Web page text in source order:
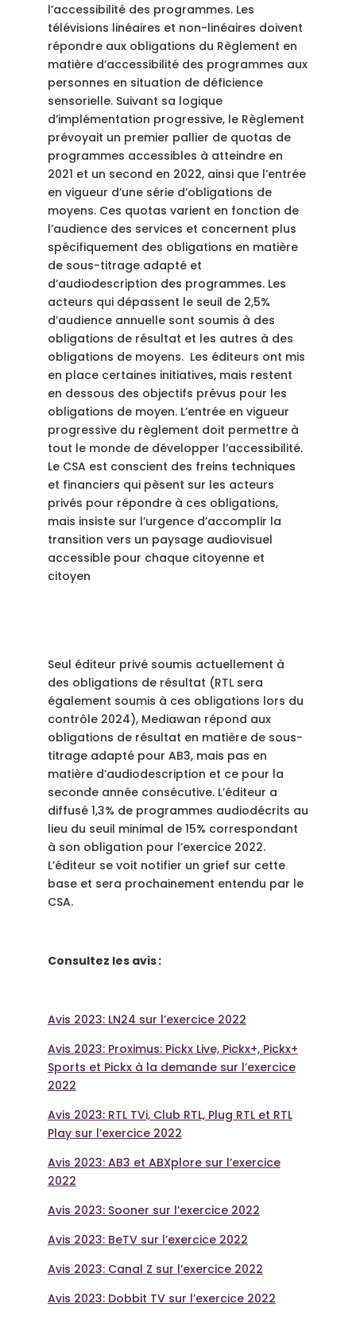
l’accessibilité des programmes. Les
télévisions linéaires et non-linéaires doivent
répondre aux obligations du Règlement en
matière d’accessibilité des programmes aux
personnes en situation de déficience
sensorielle. Suivant sa logique
d’implémentation progressive, le Règlement
prévoyait un premier pallier de quotas de
programmes accessibles à atteindre en
2021 et un second en 2022, ainsi que l’entrée
en vigueur d’une série d’obligations de
moyens. Ces quotas varient en fonction de
l’audience des services et concernent plus
spécifiquement des obligations en matière
de sous-titrage adapté et
d’audiodescription des programmes. Les
acteurs qui dépassent le seuil de 2,5%
d’audience annuelle sont soumis à des
obligations de résultat et les autres à des
obligations de moyens. Les éditeurs ont mis
en place certaines initiatives, mais restent
en dessous des objectifs prévus pour les
obligations de moyen. L’entrée en vigueur
progressive du règlement doit permettre à
tout le monde de développer l’accessibilité.
Le CSA est conscient des freins techniques
et financiers qui pèsent sur les acteurs
privés pour répondre à ces obligations,
mais insiste sur l’urgence d’accomplir la
transition vers un paysage audiovisuel
accessible pour chaque citoyenne et
citoyen
Seul éditeur privé soumis actuellement à
des obligations de résultat (RTL sera
également soumis à ces obligations lors du
contrôle 2024), Mediawan répond aux
obligations de résultat en matière de sous-
titrage adapté pour AB3, mais pas en
matière d’audiodescription et ce pour la
seconde année consécutive. L’éditeur a
diffusé 1,3% de programmes audiodécrits au
lieu du seuil minimal de 15% correspondant
à son obligation pour l’exercice 2022.
L’éditeur se voit notifier un grief sur cette
base et sera prochainement entendu par le
CSA.
Consultez les avis :
Avis 2023: LN24 sur l’exercice 2022
Avis 2023: Proximus: Pickx Live, Pickx+, Pickx+
Sports et Pickx à la demande sur l’exercice
2022
Avis 2023: RTL TVi, Club RTL, Plug RTL et RTL
Play sur l’exercice 2022
Avis 2023: AB3 et ABXplore sur l’exercice
2022
Avis 2023: Sooner sur l’exercice 2022
Avis 2023: BeTV sur l’exercice 2022
Avis 2023: Canal Z sur l’exercice 2022
Avis 2023: Dobbit TV sur l’exercice 2022